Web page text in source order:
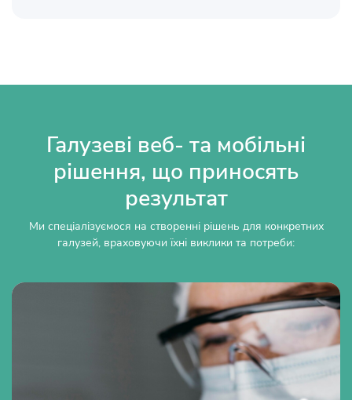
Галузеві веб- та мобільні
рішення, що приносять
результат
Ми спеціалізуємося на створенні рішень для конкретних
галузей, враховуючи їхні виклики та потреби: